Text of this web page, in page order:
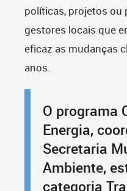
políticas, projetos ou
gestores locais que
eficaz as mudanças
anos.
O programa
Energia,
Secretaria
Ambiente,
categoria